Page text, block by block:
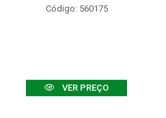
Código: 560175
VER PREÇO